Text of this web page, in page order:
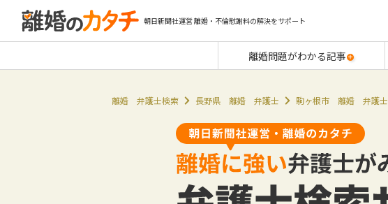
朝日新聞社運営 離婚・不倫慰謝料の解決をサポート
離婚問題がわかる記事
離婚 弁護士検索 長野県 離婚 弁護士 駒ヶ根市 離婚 弁護士